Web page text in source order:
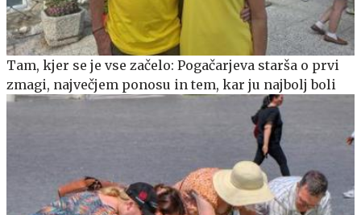
Tam, kjer se je vse začelo: Pogačarjeva starša o prvi
zmagi, največjem ponosu in tem, kar ju najbolj boli